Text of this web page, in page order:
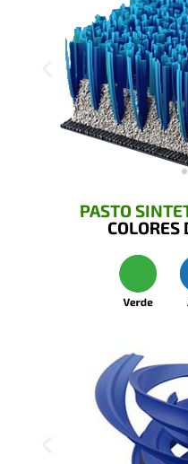
PASTO
COLORES